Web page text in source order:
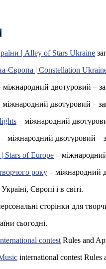
| Alley of Stars Ukraine
Європа | Constellation
міжнародний двотуровий –
міжнародний двотуровий –
– міжнародний
– міжнародний двотуровий –
Stars of Europe –
року – міжнародний
Європі і в світі.
сторінки для
сьогодні.
contest Rules and
international contest